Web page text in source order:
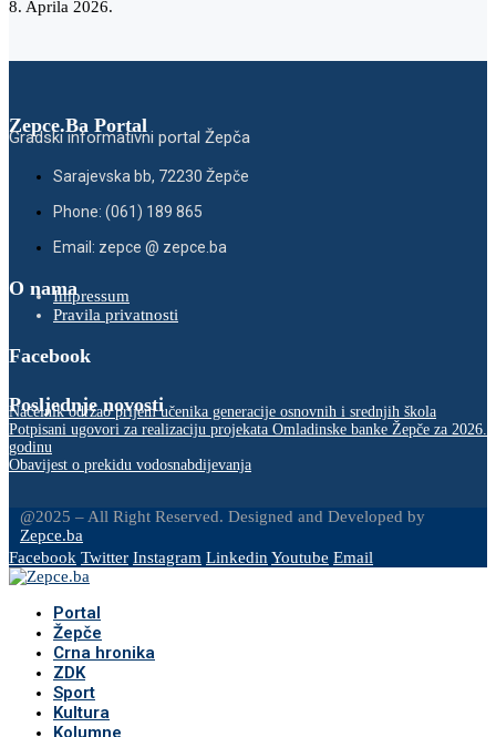
8. Aprila 2026.
Zepce.Ba Portal
Gradski informativni portal Žepča
Sarajevska bb, 72230 Žepče
Phone: (061) 189 865
Email: zepce @ zepce.ba
O namaImpressum
Pravila privatnosti
Facebook
Posljednje novosti
Načelnik održao prijem učenika generacije osnovnih i srednjih škola
Potpisani ugovori za realizaciju projekata Omladinske banke Žepče za 2026.
godinu
Obavijest o prekidu vodosnabdijevanja
@2025 – All Right Reserved. Designed and Developed by
Zepce.ba
Facebook Twitter Instagram LinkedinYoutube Email
Portal
Žepče
Crna hronika
ZDK
Sport
Kultura
Kolumne